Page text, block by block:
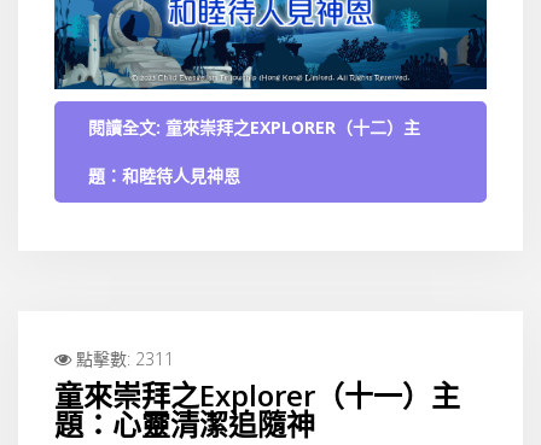
閱讀全文: 童來崇拜之EXPLORER（十二）主
題：和睦待人見神恩
點擊數: 2311
童來崇拜之Explorer（十一）主
題：心靈清潔追隨神